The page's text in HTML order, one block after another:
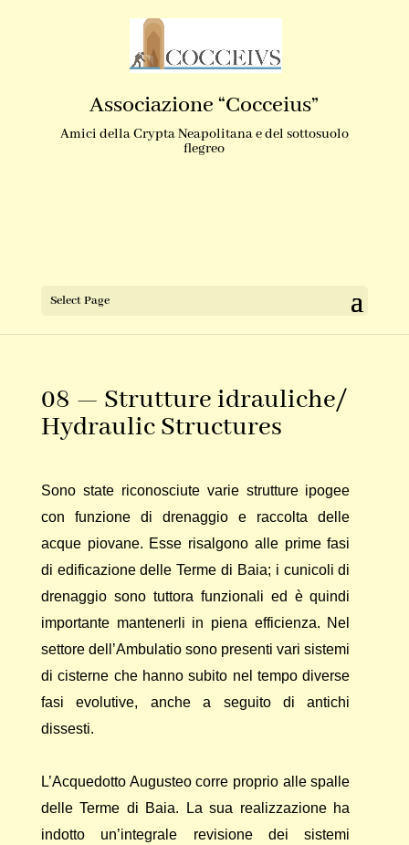
Associazione “Cocceius”
Amici della Crypta Neapolitana e del sottosuolo
flegreo
Select Page
08 — Strutture idrauliche/
Hydraulic Structures
Sono state riconosciute varie strutture ipogee
con funzione di drenaggio e raccolta delle
acque piovane. Esse risalgono alle prime fasi
di edificazione delle Terme di Baia; i cunicoli di
drenaggio sono tuttora funzionali ed è quindi
importante mantenerli in piena efficienza. Nel
settore dell’Ambulatio sono presenti vari sistemi
di cisterne che hanno subito nel tempo diverse
fasi evolutive, anche a seguito di antichi
dissesti.
L’Acquedotto Augusteo corre proprio alle spalle
delle Terme di Baia. La sua realizzazione ha
indotto un’integrale revisione dei sistemi